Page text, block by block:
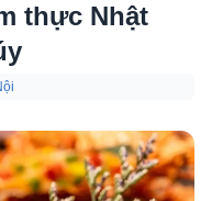
thực Nhật